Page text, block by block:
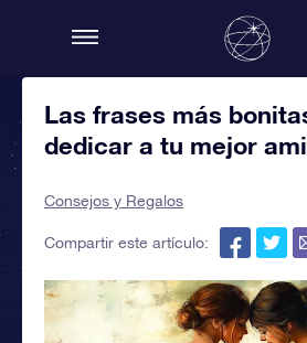
Las frases más
dedicar a tu mejor
Consejos y Regalos
Compartir este artículo: